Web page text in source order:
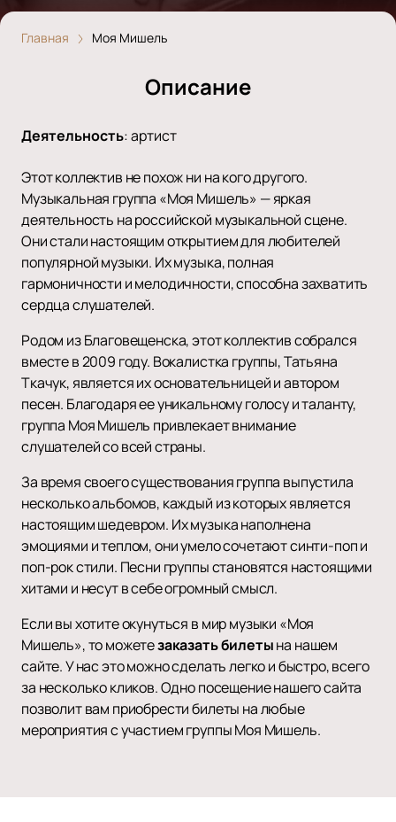
Главная Моя Мишель
Описание
Деятельность:артист
Этот коллектив не похож ни на кого другого.
Музыкальная группа «Моя Мишель» — яркая
деятельность на российской музыкальной сцене.
Они стали настоящим открытием для любителей
популярной музыки. Их музыка, полная
гармоничности и мелодичности, способна захватить
сердца слушателей.
Родом из Благовещенска, этот коллектив собрался
вместе в 2009 году. Вокалистка группы, Татьяна
Ткачук, является их основательницей и автором
песен. Благодаря ее уникальному голосу и таланту,
группа Моя Мишель привлекает внимание
слушателей со всей страны.
За время своего существования группа выпустила
несколько альбомов, каждый из которых является
настоящим шедевром. Их музыка наполнена
эмоциями и теплом, они умело сочетают синти-поп и
поп-рок стили. Песни группы становятся настоящими
хитами и несут в себе огромный смысл.
Если вы хотите окунуться в мир музыки «Моя
Мишель», то можетезаказать билетына нашем
сайте. У нас это можно сделать легко и быстро, всего
за несколько кликов. Одно посещение нашего сайта
позволит вам приобрести билеты на любые
мероприятия с участием группы Моя Мишель.